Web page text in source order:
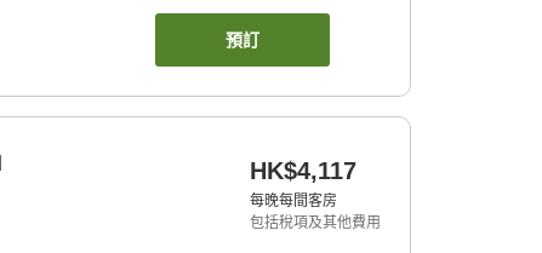
預訂
HK$4,117
每晚每間客房
包括稅項及其他費用